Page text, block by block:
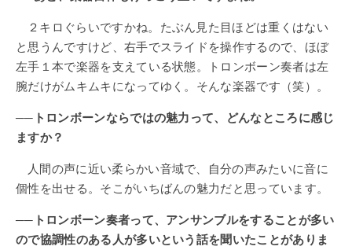
２キロぐらいですかね。たぶん見た目ほどは重くはない
と思うんですけど、右手でスライドを操作するので、ほぼ
左手１本で楽器を支えている状態。トロンボーン奏者は左
腕だけがムキムキになってゆく。そんな楽器です（笑）。
──トロンボーンならではの魅力って、どんなところに感じ
ますか？
人間の声に近い柔らかい音域で、自分の声みたいに音に
個性を出せる。そこがいちばんの魅力だと思っています。
──トロンボーン奏者って、アンサンブルをすることが多い
ので協調性のある人が多いという話を聞いたことがありま